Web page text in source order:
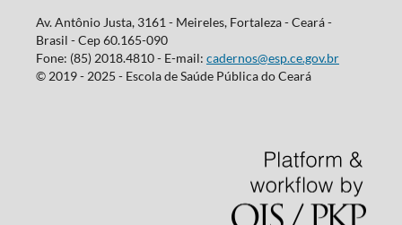
Av. Antônio Justa, 3161 - Meireles, Fortaleza - Ceará -
Brasil - Cep 60.165-090
Fone: (85) 2018.4810 - E-mail: cadernos@esp.ce.gov.br
© 2019 - 2025 - Escola de Saúde Pública do Ceará